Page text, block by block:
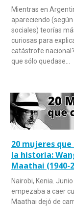
Mientras en
apareciendo
sociales) teorías
curiosas para
catástrofe
que sólo quedase…
20 mujeres
la historia:
Maathai (1940-
Nairobi, Kenia. Junio
empezaba a caer
Maathai dejó de